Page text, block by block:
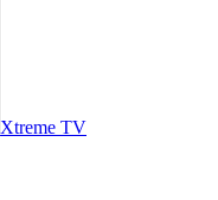
Xtreme TV